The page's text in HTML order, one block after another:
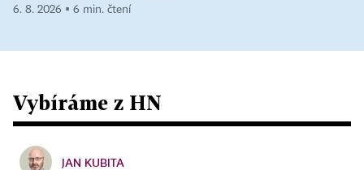
6. 8. 2026 ▪ 6 min. čtení
Vybíráme z HN
JAN KUBITA